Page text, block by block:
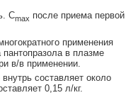
Сmax после приема первой
применения
в плазме
в/в применении.
составляет около
0,15 л/кг.